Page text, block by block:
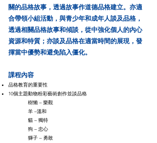
關的品格故事，透過故事作道德品格建立。亦適
合帶領小組活動，與青少年和成年人談及品格，
透過相關品格故事和傾談，從中強化個人的內心
資源和特質；亦談及品格在適當時間的展現，發
揮當中優勢和避免陷入僵化。
課程內容
品格教育的重要性
10個主題動物粉彩藝術創作並談品格
樹懶 – 樂觀
羊 –溫和
貓 – 獨特
狗 – 忠心
獅子 – 勇敢